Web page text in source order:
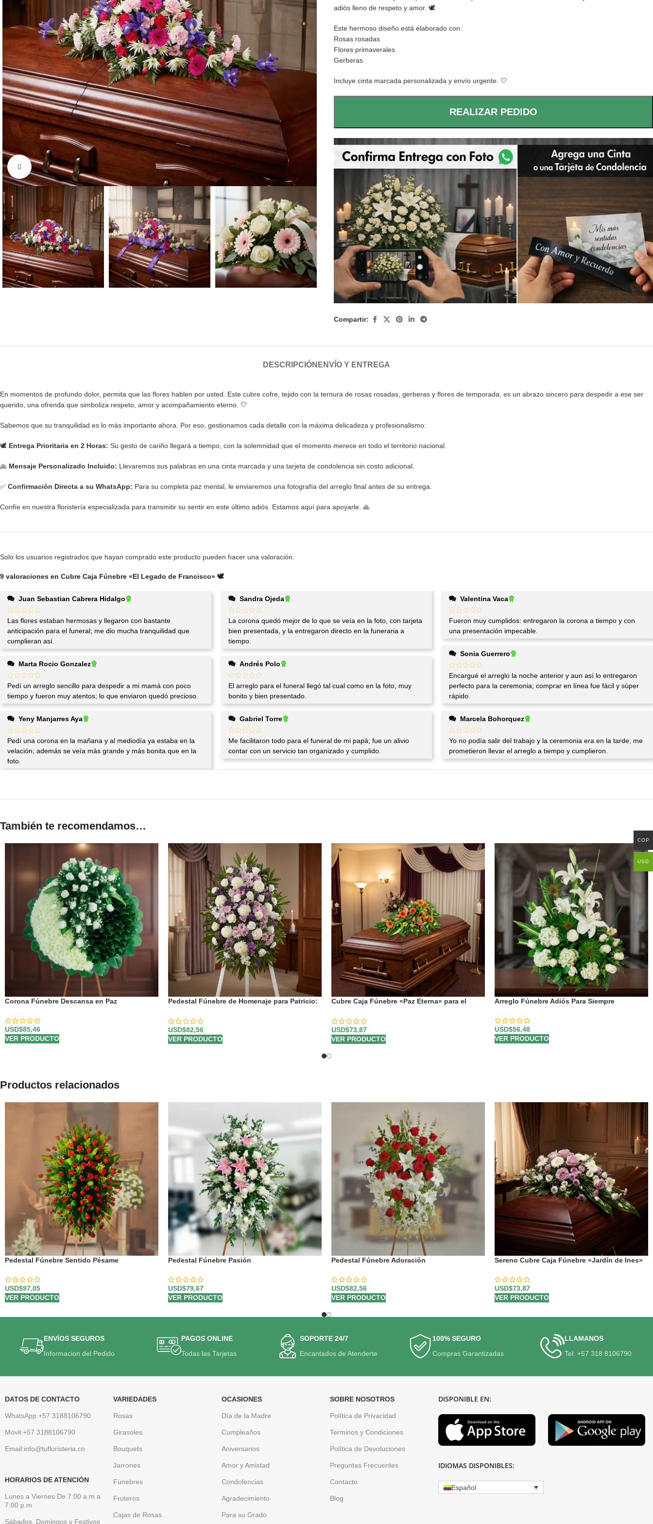
Click to enlarge
adiós lleno de respeto y amor. 🕊️
Este hermoso diseño está elaborado con:
Rosas rosadas
Flores primaverales
Gerberas
Incluye cinta marcada personalizada y envío urgente. 🤍
REALIZAR PEDIDO
Compartir:
DESCRIPCIÓN ENVÍO Y ENTREGA
En momentos de profundo dolor, permita que las flores hablen por usted. Este cubre cofre, tejido con la ternura de rosas rosadas, gerberas y flores de temporada, es un abrazo sincero para despedir a ese ser
querido, una ofrenda que simboliza respeto, amor y acompañamiento eterno. 🤍
Sabemos que su tranquilidad es lo más importante ahora. Por eso, gestionamos cada detalle con la máxima delicadeza y profesionalismo:
🕊️ Entrega Prioritaria en 2 Horas: Su gesto de cariño llegará a tiempo, con la solemnidad que el momento merece en todo el territorio nacional.
🙏 Mensaje Personalizado Incluido: Llevaremos sus palabras en una cinta marcada y una tarjeta de condolencia sin costo adicional.
✅ Confirmación Directa a su WhatsApp: Para su completa paz mental, le enviaremos una fotografía del arreglo final antes de su entrega.
Confíe en nuestra floristería especializada para transmitir su sentir en este último adiós. Estamos aquí para apoyarle. 🙏
9 valoraciones en Cubre Caja Fúnebre «El Legado de Francisco» 🕊️
Juan Sebastian Cabrera Hidalgo
Las flores estaban hermosas y llegaron con bastante
anticipación para el funeral; me dio mucha tranquilidad que
cumplieran así.
Marta Rocio Gonzalez
Pedí un arreglo sencillo para despedir a mi mamá con poco
tiempo y fueron muy atentos; lo que enviaron quedó precioso.
Yeny Manjarres Aya
Pedí una corona en la mañana y al mediodía ya estaba en la
velación; además se veía más grande y más bonita que en la
foto.
Sandra Ojeda
La corona quedó mejor de lo que se veía en la foto, con tarjeta
bien presentada, y la entregaron directo en la funeraria a
tiempo.
Andrés Polo
El arreglo para el funeral llegó tal cual como en la foto, muy
bonito y bien presentado.
Gabriel Torre
Me facilitaron todo para el funeral de mi papá; fue un alivio
contar con un servicio tan organizado y cumplido.
Valentina Vaca
Fueron muy cumplidos: entregaron la corona a tiempo y con
una presentación impecable.
Sonia Guerrero
Encargué el arreglo la noche anterior y aun así lo entregaron
perfecto para la ceremonia; comprar en línea fue fácil y súper
rápido.
Marcela Bohorquez
Yo no podía salir del trabajo y la ceremonia era en la tarde; me
prometieron llevar el arreglo a tiempo y cumplieron.
Solo los usuarios registrados que hayan comprado este producto pueden hacer una valoración.
También te recomendamos…
Corona Fúnebre Descansa en Paz
USD$85,46
VER PRODUCTO
Pedestal Fúnebre de Homenaje para Patricio:
USD$82,56
VER PRODUCTO
Cubre Caja Fúnebre «Paz Eterna» para el
USD$73,87
VER PRODUCTO
Arreglo Fúnebre Adiós Para Siempre
USD$56,48
VER PRODUCTO
Productos relacionados
Pedestal Fúnebre Sentido Pésame
USD$97,05
VER PRODUCTO
Pedestal Fúnebre Pasión
USD$79,67
VER PRODUCTO
Pedestal Fúnebre Adoración
USD$82,56
VER PRODUCTO
Sereno Cubre Caja Fúnebre «Jardín de Ines»
USD$73,87
VER PRODUCTO
ENVÍOS SEGUROS
Informacion del Pedido
PAGOS ONLINE
Todas las Tarjetas
SOPORTE 24/7
Encantados de Atenderte
100% SEGURO
Compras Garantizadas
LLAMANOS
Tel: +57 318 8106790
DATOS DE CONTACTO
WhatsApp +57 3188106790
Móvil:+57 3188106790
Email:info@tufloristeria.co
HORARIOS DE ATENCIÓN
Lunes a Viernes De 7:00 a.m a
7:00 p.m
Sábados, Domingos y Festivos
VARIEDADES
Rosas
Girasoles
Bouquets
Jarrones
Fúnebres
Fruteros
Cajas de Rosas
OCASIONES
Día de la Madre
Cumpleaños
Aniversarios
Amor y Amistad
Condolencias
Agradecimiento
Para su Grado
SOBRE NOSOTROS
Política de Privacidad
Terminos y Condiciones
Política de Devoluciones
Preguntas Frecuentes
Contacto
Blog
DISPONIBLE EN:
IDIOMAS DISPONIBLES:
Español
COP
USD